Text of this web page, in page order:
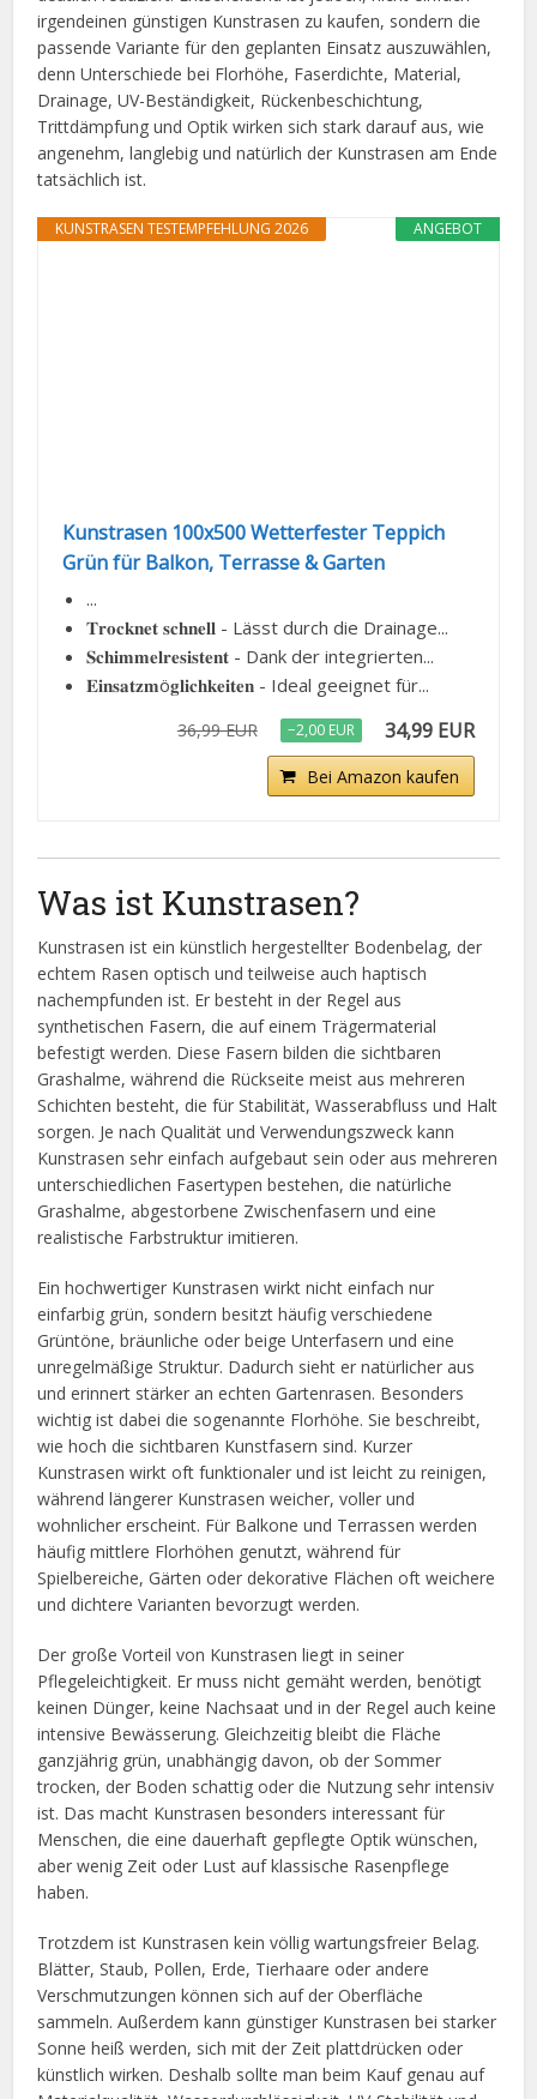
irgendeinen günstigen Kunstrasen zu kaufen, sondern die
passende Variante für den geplanten Einsatz auszuwählen,
denn Unterschiede bei Florhöhe, Faserdichte, Material,
Drainage, UV-Beständigkeit, Rückenbeschichtung,
Trittdämpfung und Optik wirken sich stark darauf aus, wie
angenehm, langlebig und natürlich der Kunstrasen am Ende
tatsächlich ist.
ANGEBOT
KUNSTRASEN TESTEMPFEHLUNG 2026
Kunstrasen 100x500 Wetterfester Teppich
Grün für Balkon, Terrasse & Garten
...
𝐓𝐫𝐨𝐜𝐤𝐧𝐞𝐭 𝐬𝐜𝐡𝐧𝐞𝐥𝐥 - Lässt durch die Drainage...
𝐒𝐜𝐡𝐢𝐦𝐦𝐞𝐥𝐫𝐞𝐬𝐢𝐬𝐭𝐞𝐧𝐭 - Dank der integrierten...
𝐄𝐢𝐧𝐬𝐚𝐭𝐳𝐦ö𝐠𝐥𝐢𝐜𝐡𝐤𝐞𝐢𝐭𝐞𝐧 - Ideal geeignet für...
36,99 EUR −2,00 EUR 34,99 EUR
Bei Amazon kaufen
Was ist Kunstrasen?
Kunstrasen ist ein künstlich hergestellter Bodenbelag, der
echtem Rasen optisch und teilweise auch haptisch
nachempfunden ist. Er besteht in der Regel aus
synthetischen Fasern, die auf einem Trägermaterial
befestigt werden. Diese Fasern bilden die sichtbaren
Grashalme, während die Rückseite meist aus mehreren
Schichten besteht, die für Stabilität, Wasserabfluss und Halt
sorgen. Je nach Qualität und Verwendungszweck kann
Kunstrasen sehr einfach aufgebaut sein oder aus mehreren
unterschiedlichen Fasertypen bestehen, die natürliche
Grashalme, abgestorbene Zwischenfasern und eine
realistische Farbstruktur imitieren.
Ein hochwertiger Kunstrasen wirkt nicht einfach nur
einfarbig grün, sondern besitzt häufig verschiedene
Grüntöne, bräunliche oder beige Unterfasern und eine
unregelmäßige Struktur. Dadurch sieht er natürlicher aus
und erinnert stärker an echten Gartenrasen. Besonders
wichtig ist dabei die sogenannte Florhöhe. Sie beschreibt,
wie hoch die sichtbaren Kunstfasern sind. Kurzer
Kunstrasen wirkt oft funktionaler und ist leicht zu reinigen,
während längerer Kunstrasen weicher, voller und
wohnlicher erscheint. Für Balkone und Terrassen werden
häufig mittlere Florhöhen genutzt, während für
Spielbereiche, Gärten oder dekorative Flächen oft weichere
und dichtere Varianten bevorzugt werden.
Der große Vorteil von Kunstrasen liegt in seiner
Pflegeleichtigkeit. Er muss nicht gemäht werden, benötigt
keinen Dünger, keine Nachsaat und in der Regel auch keine
intensive Bewässerung. Gleichzeitig bleibt die Fläche
ganzjährig grün, unabhängig davon, ob der Sommer
trocken, der Boden schattig oder die Nutzung sehr intensiv
ist. Das macht Kunstrasen besonders interessant für
Menschen, die eine dauerhaft gepflegte Optik wünschen,
aber wenig Zeit oder Lust auf klassische Rasenpflege
haben.
Trotzdem ist Kunstrasen kein völlig wartungsfreier Belag.
Blätter, Staub, Pollen, Erde, Tierhaare oder andere
Verschmutzungen können sich auf der Oberfläche
sammeln. Außerdem kann günstiger Kunstrasen bei starker
Sonne heiß werden, sich mit der Zeit plattdrücken oder
künstlich wirken. Deshalb sollte man beim Kauf genau auf